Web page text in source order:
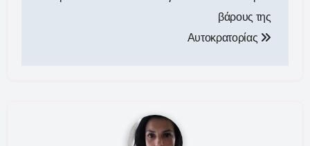
βάρους της
Αυτοκρατορίας